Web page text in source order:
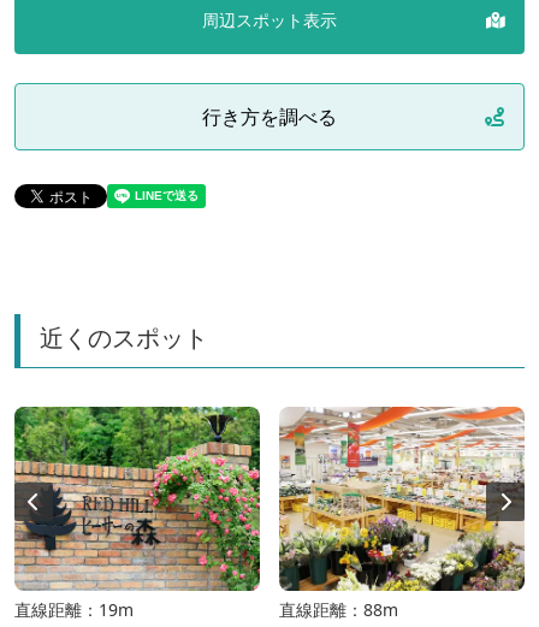
周辺スポット表示
行き方を調べる
近くのスポット
直線距離：19m 直線距離：88m